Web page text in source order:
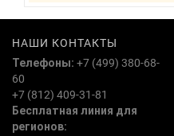
НАШИ КОНТАКТЫ
Телефоны: +7 (499) 380-68-
60
+7 (812) 409-31-81
Бесплатная линия для
регионов: